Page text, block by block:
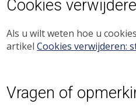
Cookies
Als u wilt weten hoe u
artikelCookies verwijderen:
Vragen of